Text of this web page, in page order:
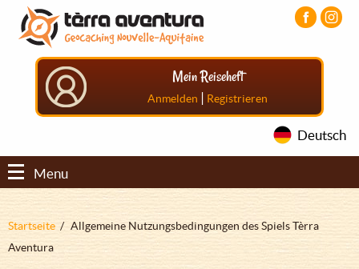
Direkt
zum
Inhalt
Aller
menu
principal
Aller
pied
Mein Reiseheft
Anmelden | Registrieren
Deutsch
Menu
Pfadnavigation
Startseite
Allgemeine Nutzungsbedingungen des Spiels Tèrra
Aventura